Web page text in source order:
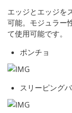
エッジとエッジを
可能。モジュラー
て使用可能です。
ポンチョ
スリーピング